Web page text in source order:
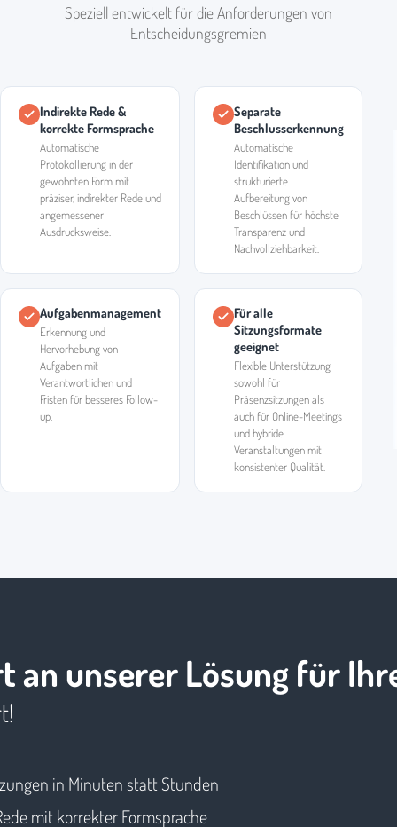
Speziell entwickelt für die Anforderungen von
Entscheidungsgremien
Indirekte Rede &
korrekte Formsprache
Automatische
Protokollierung in der
gewohnten Form mit
präziser, indirekter Rede und
angemessener
Ausdrucksweise.
Separate
Beschlusserkennung
Automatische
Identifikation und
strukturierte
Aufbereitung von
Beschlüssen für höchste
Transparenz und
Nachvollziehbarkeit.
Aufgabenmanagement
Erkennung und
Hervorhebung von
Aufgaben mit
Verantwortlichen und
Fristen für besseres Follow-
up.
Für alle
Sitzungsformate
geeignet
Flexible Unterstützung
sowohl für
Präsenzsitzungen als
auch für Online-Meetings
und hybride
Veranstaltungen mit
konsistenter Qualität.
an unserer Lösung für
in Minuten statt Stunden
mit korrekter Formsprache